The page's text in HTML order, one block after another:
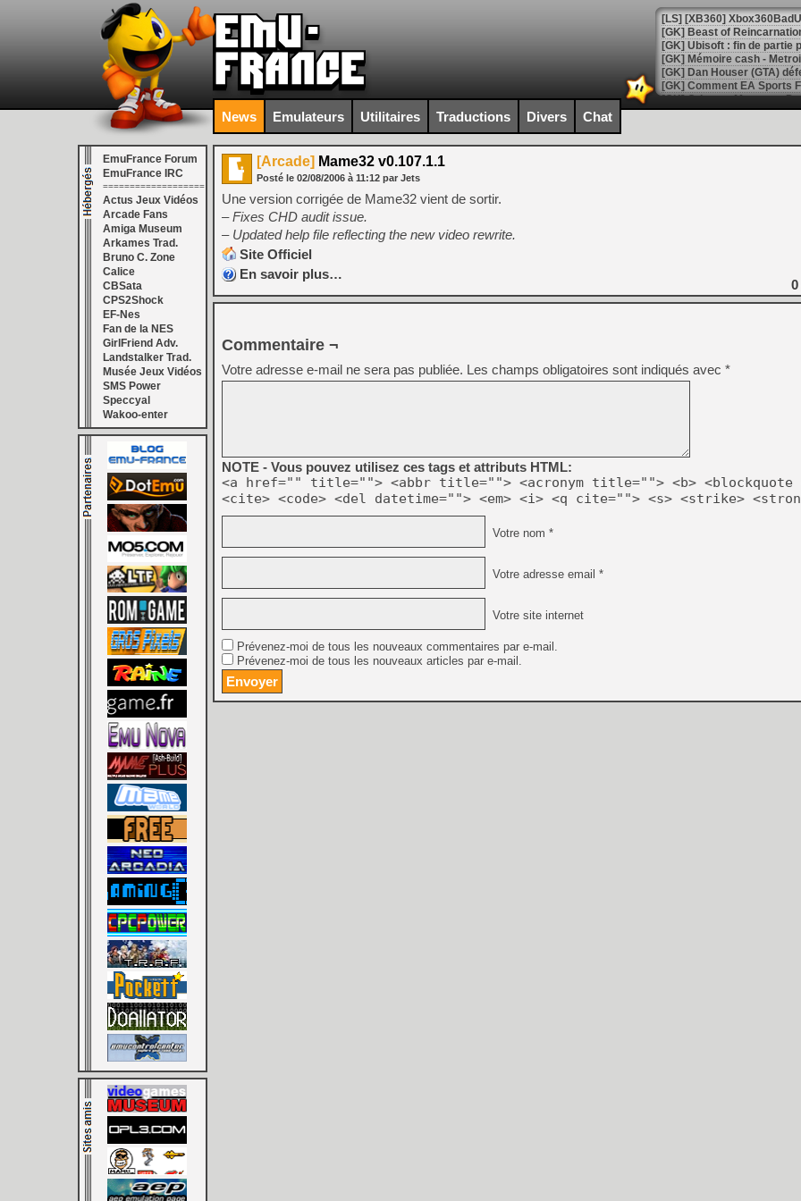
[GK] Beast of
[GK] Ubisoft : fin de partie
[GK] Mémoire cash -
[GK] Dan Houser (GTA)
[GK] Comment EA Sports
[GK] Crimson Moon : un
[GK] Isle of Reveries : le
[GK] Moonlighter 2 : The
[GK] Capcom relance
[Mo5] Deux inédits du
[GK] Le beat'em up The
[GK] Endless Legend 2 :
[LS] [PS5] Le WebKit
[GK] Oubliez Crazy Taxi,
[LS] [Switch] NSZ 5.0.0
[GK] No More Room in
[GK] Un chatbot Atelier
[GK] Mémoire cash -
[GK] Nvidia : le prix des
[GK] Suikoden Star Leap :
[Mo5] La mini borne
[GK] Atari renoue avec les
[GK] Le studio de FIFA
[GK] La PlayStation 1 en
[GK] Dawn of War 4 : les
[GK] CloverPit : l'héritier
[GK] Stellar Blade : Blood
[GK] Palworld Online est
[GK] Wuchang 2 : le
[GK] Minecraft et ses «
News Emulateurs Utilitaires Traductions Divers Chat
EmuFrance Forum
EmuFrance IRC
===================
Actus Jeux Vidéos
Arcade Fans
Amiga Museum
Arkames Trad.
Bruno C. Zone
Calice
CBSata
CPS2Shock
EF-Nes
Fan de la NES
GirlFriend Adv.
Landstalker Trad.
Musée Jeux Vidéos
SMS Power
Speccyal
Wakoo-enter
[Arcade] Mame32 v0.107.1.1
Posté le 02/08/2006 à 11:12 par Jets
Une version corrigée de Mame32 vient de sortir.
– Fixes CHD audit issue.
– Updated help file reflecting the new video rewrite.
Site Officiel
En savoir plus…
0
Commentaire ¬
Votre adresse e-mail ne sera pas publiée. Les champs obligatoires sont indiqués avec *
NOTE - Vous pouvez utilisez ces tags et attributs HTML:
<a href="" title=""> <abbr title=""> <acronym title=""> <b> <blockquote
<cite> <code> <del datetime=""> <em> <i> <q cite=""> <s> <strike>
Votre nom *
Votre adresse email *
Votre site internet
Prévenez-moi de tous les nouveaux commentaires par e-mail.
Prévenez-moi de tous les nouveaux articles par e-mail.